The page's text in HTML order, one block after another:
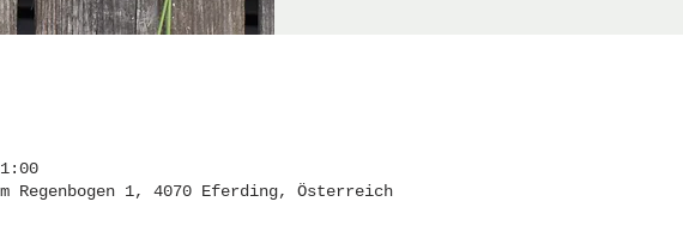
Regenbogen 1, 4070 Eferding, Österreich